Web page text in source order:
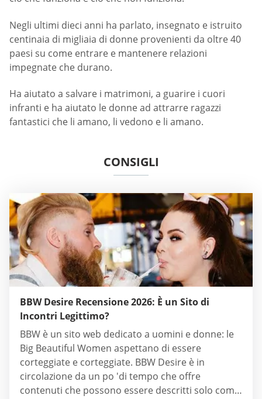
Negli ultimi dieci anni ha parlato, insegnato e istruito
centinaia di migliaia di donne provenienti da oltre 40
paesi su come entrare e mantenere relazioni
impegnate che durano.
Ha aiutato a salvare i matrimoni, a guarire i cuori
infranti e ha aiutato le donne ad attrarre ragazzi
fantastici che li amano, li vedono e li amano.
CONSIGLI
BBW Desire Recensione 2026: È un Sito di
Incontri Legittimo?
BBW è un sito web dedicato a uomini e donne: le
Big Beautiful Women aspettano di essere
corteggiate e corteggiate. BBW Desire è in
circolazione da un po 'di tempo che offre
contenuti che possono essere descritti solo come